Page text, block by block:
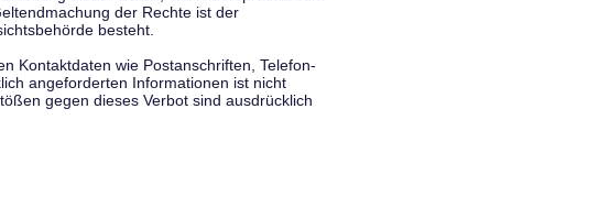
der Rechte ist der
besteht.
Kontaktdaten wie Postanschriften, Telefon-
angeforderten Informationen ist nicht
gegen dieses Verbot sind ausdrücklich